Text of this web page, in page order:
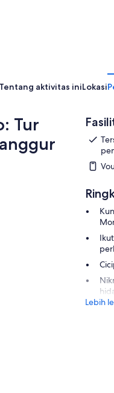
Tentang aktivitas iniLokasi
Tur
Lebih